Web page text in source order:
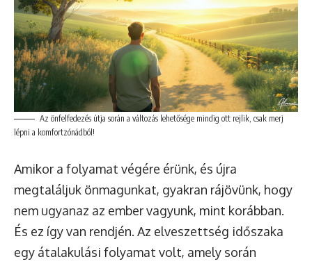
Az önfelfedezés útja során a változás lehetősége mindig ott rejlik, csak merj
lépni a komfortzónádból!
Amikor a folyamat végére érünk, és újra
megtaláljuk önmagunkat, gyakran rájövünk, hogy
nem ugyanaz az ember vagyunk, mint korábban.
És ez így van rendjén. Az elveszettség időszaka
egy átalakulási folyamat volt, amely során